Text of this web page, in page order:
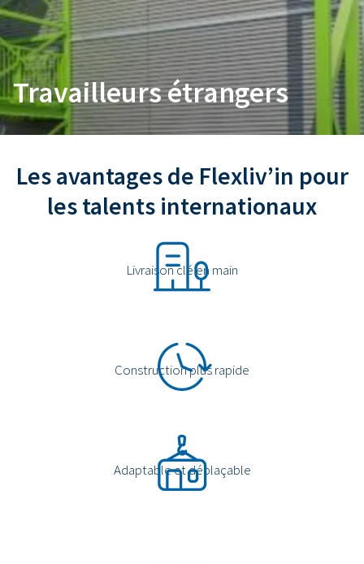
Travailleurs étrangers
Les avantages de Flexliv’in pour
les talents internationaux
Livraison clé en main
Construction plus rapide
Adaptable et déplaçable